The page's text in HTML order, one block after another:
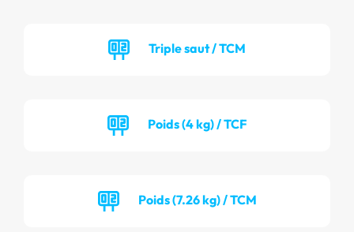
Triple saut / TCM
Poids (4 kg) / TCF
Poids (7.26 kg) / TCM